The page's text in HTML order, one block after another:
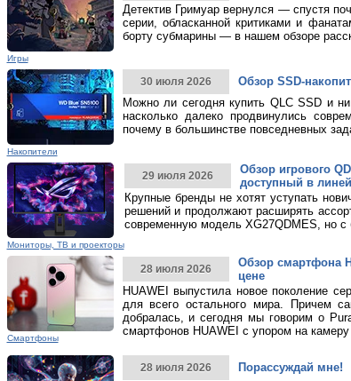
Игры
Детектив Гримуар вернулся — спустя
серии, обласканной критиками и
борту субмарины — в нашем обзоре
Накопители
30 июля 2026
Обзор SSD-
Можно ли сегодня купить QLC SSD и
насколько далеко продвинулись
почему в большинстве повседневных
Мониторы, ТВ и проекторы
29 июля 2026
Обзор игрового
доступный в
Крупные бренды не хотят уступать
решений и продолжают расширять
современную модель XG27QDMES, но с
Смартфоны
28 июля 2026
Обзор смартфона
цене
HUAWEI выпустила новое поколение
для всего остального мира. Причем
добралась, и сегодня мы говорим о
смартфонов HUAWEI с упором на камеру
28 июля 2026
Порассуждай мне!